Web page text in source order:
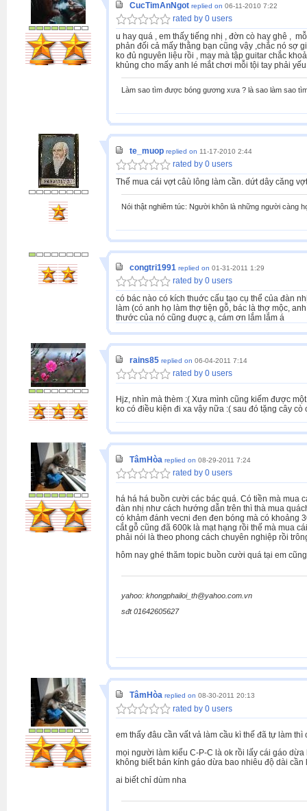
CucTimAnNgot replied on 06-11-2010 7:22
rated by 0 users
u hay quá , em thấy tiếng nhị , đờn cò hay ghê ,
phản đối cả mấy thằng bạn cũng vậy ,chắc nó sợ
ko đủ nguyên liệu rồi , may mà tập guitar chắc
khủng cho mấy anh lé mắt chơi mỗi tội tay phải
Làm sao tìm được bóng gương xưa ? là sao làm sao
te_muop replied on 11-17-2010 2:44
rated by 0 users
Thế mua cái vợt câù lông làm cần. dứt dây căng
Nói thật nghiêm túc: Người khôn là những người càng
congtri1991 replied on 01-31-2011 1:29
rated by 0 users
có bác nào có kích thuớc cấu tạo cụ thể của đàn
làm (có anh họ làm thợ tiện gỗ, bác là thợ mộc,
thước của nó cũng đuợc ạ, cám ơn lắm lắm á
rains85 replied on 06-04-2011 7:14
rated by 0 users
Hjz, nhìn mà thèm :( Xưa mình cũng kiếm được
ko có điều kiện đi xa vậy nữa :( sau đó tặng cây
TâmHòa replied on 08-29-2011 7:24
rated by 0 users
há há há buồn cười các bác quá. Có tiền mà mua
đàn nhị như cách hướng dẫn trên thì thà mua
có khảm đánh vecni đen đen bóng mà có khoảng
cắt gỗ cũng đã 600k là mạt hạng rồi thế mà mua
phải nói là theo phong cách chuyên nghiệp rồi
hôm nay ghé thăm topic buồn cười quá tại em
yahoo: khongphailoi_th@yahoo.com.vn
sđt 01642605627
TâmHòa replied on 08-30-2011 20:13
rated by 0 users
em thấy đâu cần vất vả làm cầu kì thế đã tự làm
mọi người làm kiểu C-P-C là ok rồi lấy cái gáo
không biết bán kính gáo dừa bao nhiêu độ dài cần
ai biết chỉ dùm nha